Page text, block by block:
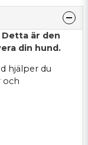
är den
din hund.
hjälper du
och